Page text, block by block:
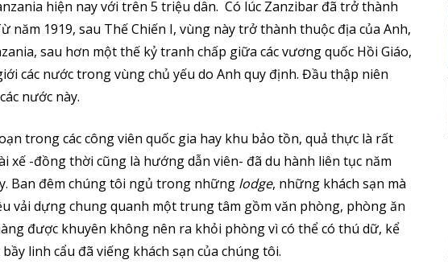
hiện nay với trên 5 triệu dân. Có lúc Zanzibar đã trở thành
năm 1919, sau Thế Chiến I, vùng này trở thành thuộc địa của Anh,
sau hơn một thế kỷ tranh chấp giữa các vương quốc Hồi Giáo,
các nước trong vùng chủ yếu do Anh quy định. Đầu thập niên
nước này.
trong các công viên quốc gia hay khu bảo tồn, quả thực là rất
xế -đồng thời cũng là hướng dẫn viên- đã du hành liên tục năm
Ban đêm chúng tôi ngủ trong những lodge, những khách sạn mà
vải dựng chung quanh một trung tâm gồm văn phòng, phòng ăn
được khuyên không nên ra khỏi phòng vì có thể có thú dữ, kể
linh cẩu đã viếng khách sạn của chúng tôi.